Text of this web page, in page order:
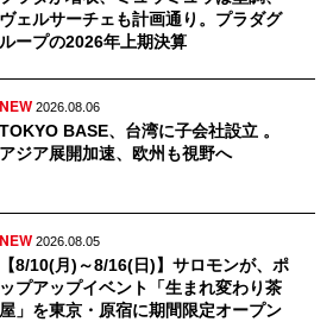
運営会社
ヴェルサーチェも計画通り。プラダグ
ループの2026年上期決算
NEW 2026.08.06
TOKYO BASE、台湾に子会社設立 。
アジア展開加速、欧州も視野へ
NEW 2026.08.05
【8/10(月)～8/16(日)】サロモンが、ポ
ップアップイベント「生まれ変わり茶
屋」を東京・原宿に期間限定オープン